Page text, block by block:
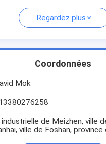
Regardez plus
Coordonnées
Mok
de Meizhen, ville
ville de Foshan, province